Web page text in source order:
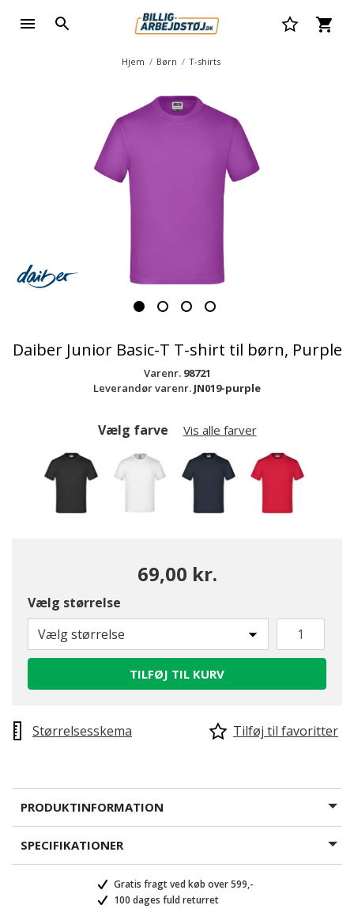
Hjem Børn T-shirts
Daiber Junior Basic-T T-shirt til børn, Purple
Varenr. 98721
Leverandør varenr. JN019-purple
Vælg farve Vis alle farver
69,00 kr.
Vælg størrelse
Vælg størrelse
TILFØJ TIL KURV
Størrelsesskema Tilføj til favoritter
PRODUKTINFORMATION
SPECIFIKATIONER
Gratis fragt ved køb over 599,-
100 dages fuld returret